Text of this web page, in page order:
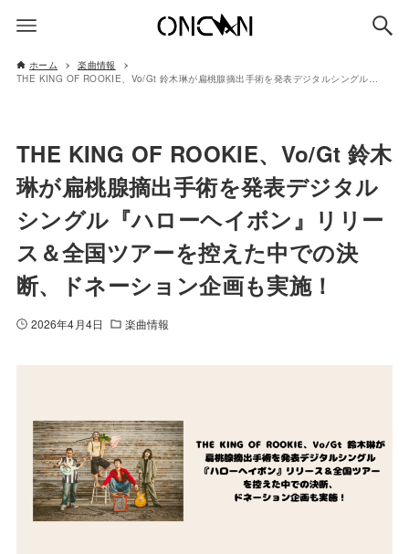
ホーム
楽曲情報
THE KING OF ROOKIE、Vo/Gt 鈴木琳が扁桃腺摘出手術を発表デジタルシングル『ハローヘイボン』リリース＆全国ツアーを控えた中での決断、ドネーション企画も実施！
THE KING OF ROOKIE、Vo/Gt 鈴木
琳が扁桃腺摘出手術を発表デジタル
シングル『ハローヘイボン』リリー
ス＆全国ツアーを控えた中での決
断、ドネーション企画も実施！
2026年4月4日 楽曲情報